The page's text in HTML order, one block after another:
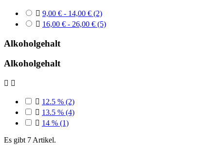
 9,00 € - 14,00 € (2)
 16,00 € - 26,00 € (5)
Alkoholgehalt
Alkoholgehalt
 
 12.5 % (2)
 13.5 % (4)
 14 % (1)
Es gibt 7 Artikel.